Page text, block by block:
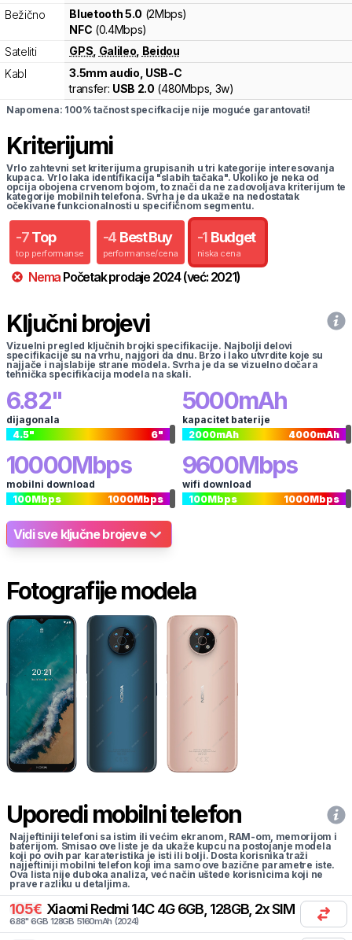
Bežično
Bluetooth 5.0 (2Mbps)
NFC (0.4Mbps)
Sateliti
GPS Galileo Beidou
Kabl
3.5mm audio, USB-C
transfer: USB 2.0 (480Mbps, 3w)
Napomena: 100% tačnost specifkacije nije moguće garantovati!
Kriterijumi
Vrlo zahtevni set kriterijuma grupisanih u tri kategorije interesovanja
kupaca. Vrlo laka identifikacija "slabih tačaka". Ukoliko je neka od
opcija obojena crvenom bojom, to znači da ne zadovoljava kriterijum te
kategorije mobilnih telefona. Svrha je da ukaže na nedostatak
očekivane funkcionalnosti u specifičnom segmentu.
-7 Top
top performanse
-4 Best Buy
performanse/cena
-1 Budget
niska cena
Nema Početak prodaje 2024(već: 2021)
Ključni brojevi
Vizuelni pregled ključnih brojki specifikacije. Najbolji delovi
specifikacije su na vrhu, najgori da dnu. Brzo i lako utvrdite koje su
najjače i najslabije strane modela. Svrha je da se vizuelno dočara
tehnička specifikacija modela na skali.
6.82"
dijagonala
4.5" 6"
5000mAh
kapacitet baterije
2000mAh 4000mAh
10000Mbps
mobilni download
100Mbps 1000Mbps
9600Mbps
wifi download
100Mbps 1000Mbps
Vidi sve ključne brojeve
Fotografije modela
Uporedi mobilni telefon
Najjeftiniji telefoni sa istim ili većim ekranom, RAM-om, memorijom i
baterijom. Smisao ove liste je da ukaže kupcu na postojanje modela
koji po ovih par karateristika je isti ili bolji. Dosta korisnika traži
najjeftiniji mobilni telefon koji ima samo ove bazične parametre iste.
Ova lista nije duboka analiza, već način uštede korisnicima koji ne
prave razliku u detaljima.
105€ Xiaomi Redmi 14C 4G 6GB, 128GB, 2x SIM
6.88" 6GB 128GB 5160mAh (2024)